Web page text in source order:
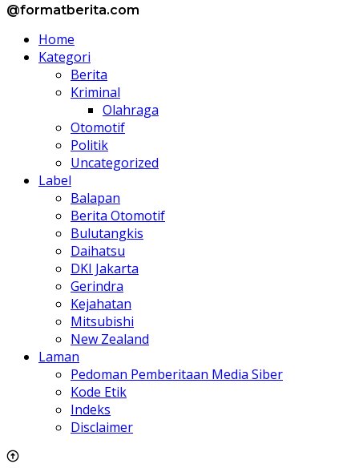
@formatberita.com
Home
Kategori
Berita
Kriminal
Olahraga
Otomotif
Politik
Uncategorized
Label
Balapan
Berita Otomotif
Bulutangkis
Daihatsu
DKI Jakarta
Gerindra
Kejahatan
Mitsubishi
New Zealand
Laman
Pedoman Pemberitaan Media Siber
Kode Etik
Indeks
Disclaimer